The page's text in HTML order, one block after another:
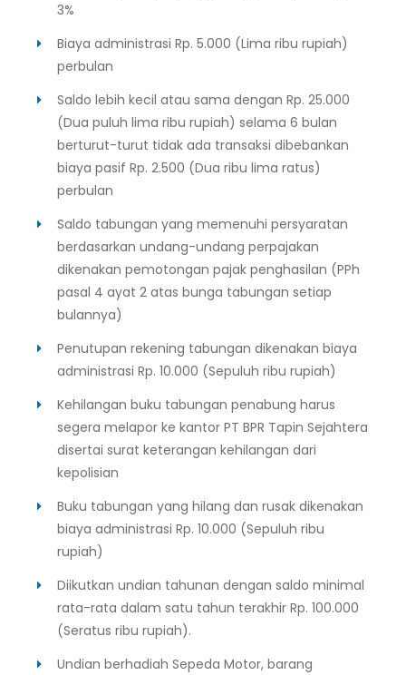
3%
Biaya administrasi Rp. 5.000 (Lima ribu rupiah)
perbulan
Saldo lebih kecil atau sama dengan Rp. 25.000
(Dua puluh lima ribu rupiah) selama 6 bulan
berturut-turut tidak ada transaksi dibebankan
biaya pasif Rp. 2.500 (Dua ribu lima ratus)
perbulan
Saldo tabungan yang memenuhi persyaratan
berdasarkan undang-undang perpajakan
dikenakan pemotongan pajak penghasilan (PPh
pasal 4 ayat 2 atas bunga tabungan setiap
bulannya)
Penutupan rekening tabungan dikenakan biaya
administrasi Rp. 10.000 (Sepuluh ribu rupiah)
Kehilangan buku tabungan penabung harus
segera melapor ke kantor PT BPR Tapin Sejahtera
disertai surat keterangan kehilangan dari
kepolisian
Buku tabungan yang hilang dan rusak dikenakan
biaya administrasi Rp. 10.000 (Sepuluh ribu
rupiah)
Diikutkan undian tahunan dengan saldo minimal
rata-rata dalam satu tahun terakhir Rp. 100.000
(Seratus ribu rupiah).
Undian berhadiah Sepeda Motor, barang